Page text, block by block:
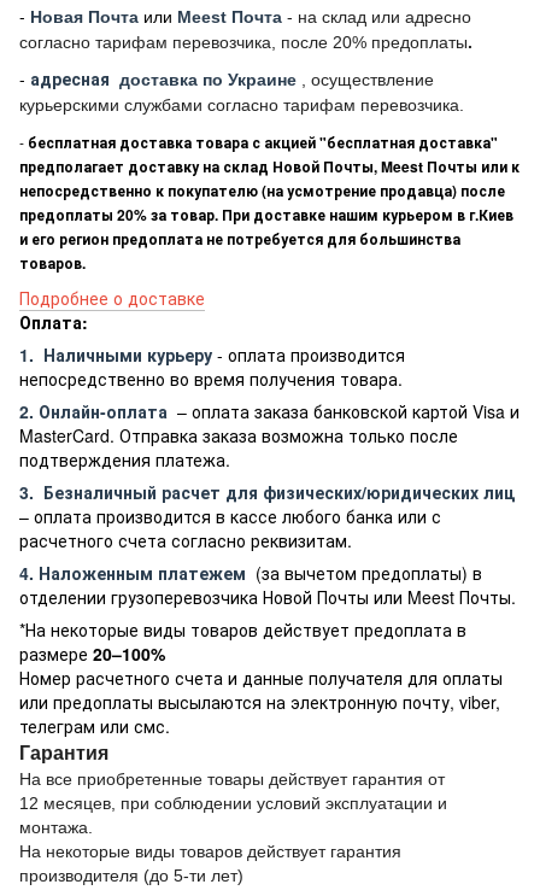
- Новая Почта или Meest Почта - на склад или адресно
согласно тарифам перевозчика, после 20% предоплаты.
- адресная доставка по Украине
, осуществление
курьерскими службами согласно тарифам перевозчика.
- бесплатная доставка товара с акцией "бесплатная доставка"
предполагает доставку на склад Новой Почты, Meest Почты или к
непосредственно к покупателю (на усмотрение продавца) после
предоплаты 20% за товар. При доставке нашим курьером в г.Киев
и его регион предоплата не потребуется для большинства
товаров.
Подробнее о доставке
Оплата:
1. Наличными курьеру - оплата производится
непосредственно во время получения товара.
2. Онлайн-оплата – оплата заказа банковской картой Visa и
MasterCard. Отправка заказа возможна только после
подтверждения платежа.
3. Безналичный расчет для физических/юридических лиц
– оплата производится в кассе любого банка или с
расчетного счета согласно реквизитам.
4. Наложенным платежем (за вычетом предоплаты) в
отделении грузоперевозчика Новой Почты или Meest Почты.
*На некоторые виды товаров действует предоплата в
размере 20–100%
Номер расчетного счета и данные получателя для оплаты
или предоплаты высылаются на электронную почту, viber,
телеграм или смс.
Гарантия
На все приобретенные товары действует гарантия от
12 месяцев, при соблюдении условий эксплуатации и
монтажа.
На некоторые виды товаров действует гарантия
производителя (до 5-ти лет)